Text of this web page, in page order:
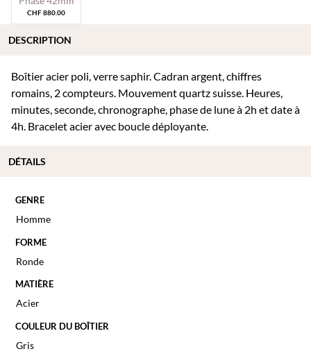
CHF880.00
Boîtier acier poli, verre saphir. Cadran argent, chiffres
romains, 2 compteurs. Mouvement quartz suisse. Heures,
minutes, seconde, chronographe, phase de lune à 2h et date à
4h. Bracelet acier avec boucle déployante.
GENRE
Homme
FORME
Ronde
MATIÈRE
Acier
COULEUR DU BOÎTIER
Gris
DESCRIPTION
DÉTAILS